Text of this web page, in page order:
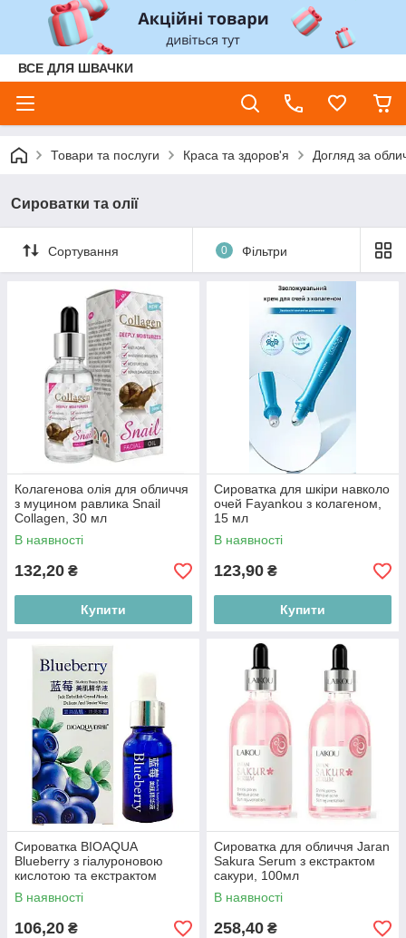
ВСЕ ДЛЯ ШВАЧКИ
Товари та послуги Краса та здоров'я Догляд за
Сироватки та олії
Сортування 0 Фільтри
Колагенова олія для обличчя
з муцином равлика Snail
Collagen, 30 мл
В наявності
132,20 ₴
Купити
Сироватка для шкіри навколо
очей Fayankou з колагеном,
15 мл
В наявності
123,90 ₴
Купити
Сироватка BIOAQUA
Blueberry з гіалуроновою
кислотою та екстрактом
чорниці, 15 мл
В наявності
106,20 ₴
Сироватка для обличчя Jaran
Sakura Serum з екстрактом
сакури, 100мл
В наявності
258,40 ₴